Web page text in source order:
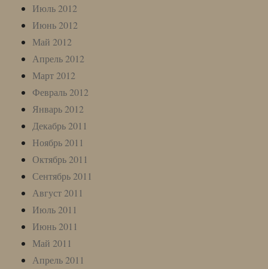
Июль 2012
Июнь 2012
Май 2012
Апрель 2012
Март 2012
Февраль 2012
Январь 2012
Декабрь 2011
Ноябрь 2011
Октябрь 2011
Сентябрь 2011
Август 2011
Июль 2011
Июнь 2011
Май 2011
Апрель 2011